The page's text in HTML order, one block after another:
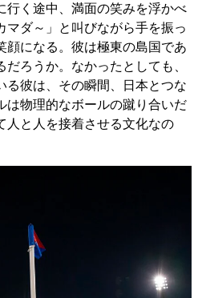
く途中、満面の笑みを浮かべ
マダ～」と叫びながら手を振っ
顔になる。彼は極東の島国であ
ろうか。なかったとしても、
る彼は、その瞬間、日本とつな
は物理的なボールの蹴り合いだ
人と人を接着させる文化なの